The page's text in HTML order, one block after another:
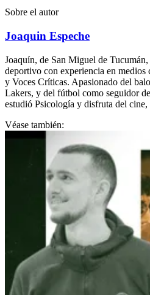
Sobre el autor
Joaquin Espeche
Joaquín, de San Miguel de
deportivo con experiencia en medios
y Voces Críticas. Apasionado del
Lakers, y del fútbol como seguidor
estudió Psicología y disfruta del
Véase también: